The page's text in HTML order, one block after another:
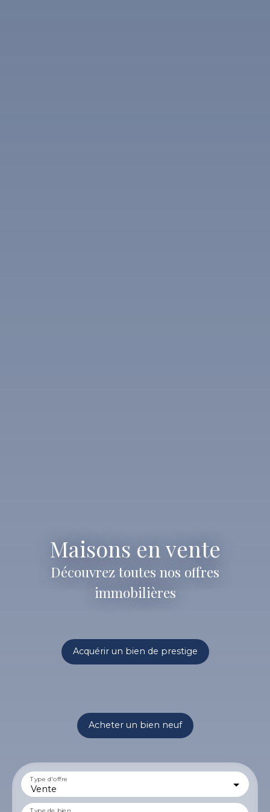
Maisons en vente
Découvrez toutes nos offres
immobilières
Acquérir un bien de prestige
Acheter un bien neuf
Vente
Type d'offre
Type de bien